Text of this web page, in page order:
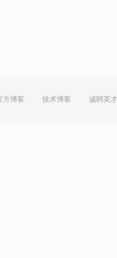
方博客 技术博客 诚聘英才